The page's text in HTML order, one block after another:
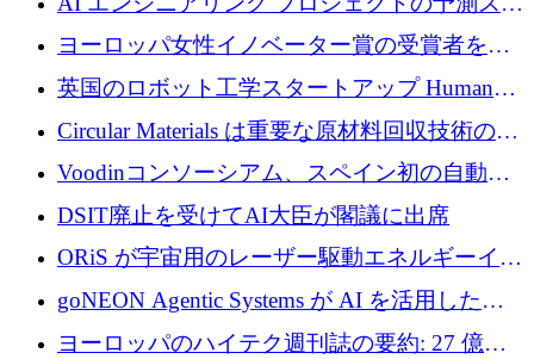
基金を立ち上げる
ートアップ Cascade が a16z アクセラレータか
らの支援を獲得
ヨーロッパ女性イノベーター賞の受賞者を紹
介します
英国のロボット工学スタートアップ Humanoid
がシリーズ A 1 億 5,200 万ドルで評価額 13 億
5,000 万ドルに到達
Circular Materials は重要な原材料回収技術の拡
張に 1,180 万ユーロを確保
Voodinコンソーシアム、スペイン初の自動木
製ブレード工場の建設にEU補助金4,800万ユ
ーロを確保
DSIT廃止を受けてAI大臣が閣議に出席
ORiS が宇宙用のレーザー駆動エネルギーイン
フラの構築に 500 万ユーロを調達
goNEON Agentic Systems が AI を活用したイ
ンフラ計画を加速するために 16 万ユーロを確
ヨーロッパのハイテク週刊誌の要約: 27 億ユ